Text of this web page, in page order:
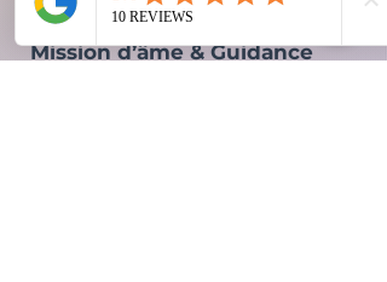
Étape 2 : Mission de Vie
Mission d’âme & Guidance